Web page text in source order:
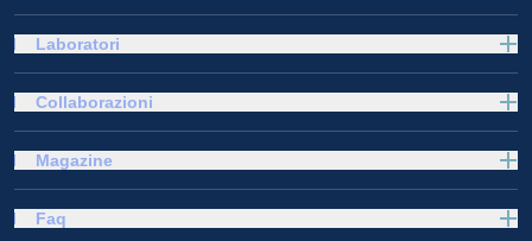
Laboratori
Collaborazioni
Magazine
Faq